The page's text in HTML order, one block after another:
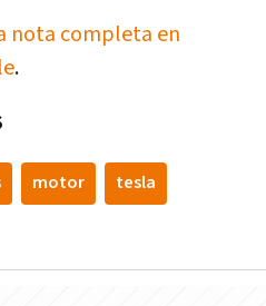
nota completa en
.
motor tesla